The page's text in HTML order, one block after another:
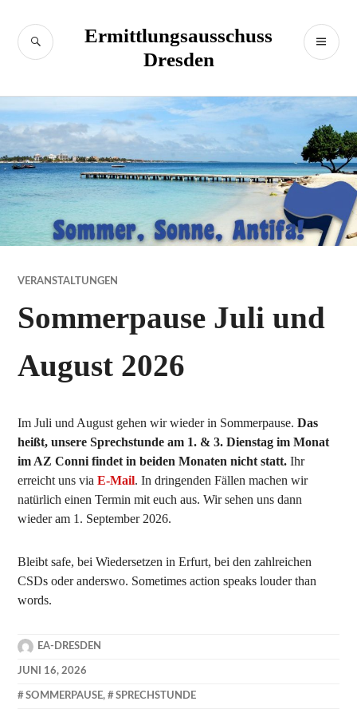
Inhalt
springen
Ermittlungsausschuss
Dresden
SUCHE
VERANSTALTUNGEN
Sommerpause Juli und
August 2026
Im Juli und August gehen wir wieder in Sommerpause.Das
heißt, unsere Sprechstunde am 1. & 3. Dienstag im Monat
im AZ Conni findet in beiden Monaten nicht statt. Ihr
erreicht uns viaE-Mail. In dringenden Fällen machen wir
natürlich einen Termin mit euch aus. Wir sehen uns dann
wieder am 1. September 2026.
Bleibt safe, bei Wiedersetzen in Erfurt, bei den zahlreichen
CSDs oder anderswo. Sometimes action speaks louder than
words.
EA-DRESDEN
JUNI 16, 2026
SOMMERPAUSE, SPRECHSTUNDE